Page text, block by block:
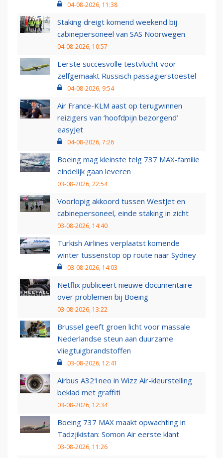
04-08-2026, 11:38
Staking dreigt komend weekend bij
cabinepersoneel van SAS Noorwegen
04-08-2026, 10:57
Eerste succesvolle testvlucht voor
zelfgemaakt Russisch passagierstoestel
04-08-2026, 9:54
Air France-KLM aast op terugwinnen
reizigers van ‘hoofdpijn bezorgend’
easyJet
04-08-2026, 7:26
Boeing mag kleinste telg 737 MAX-familie
eindelijk gaan leveren
03-08-2026, 22:54
Voorlopig akkoord tussen WestJet en
cabinepersoneel, einde staking in zicht
03-08-2026, 14:40
Turkish Airlines verplaatst komende
winter tussenstop op route naar Sydney
03-08-2026, 14:03
Netflix publiceert nieuwe documentaire
over problemen bij Boeing
03-08-2026, 13:22
Brussel geeft groen licht voor massale
Nederlandse steun aan duurzame
vliegtuigbrandstoffen
03-08-2026, 12:41
Airbus A321neo in Wizz Air-kleurstelling
beklad met graffiti
03-08-2026, 12:34
Boeing 737 MAX maakt opwachting in
Tadzjikistan: Somon Air eerste klant
03-08-2026, 11:26